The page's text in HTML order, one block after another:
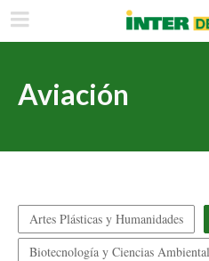
Aviación
Artes Plásticas y Humanidades
Biotecnología y Ciencias